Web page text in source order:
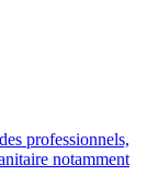
professionnels,
notamment